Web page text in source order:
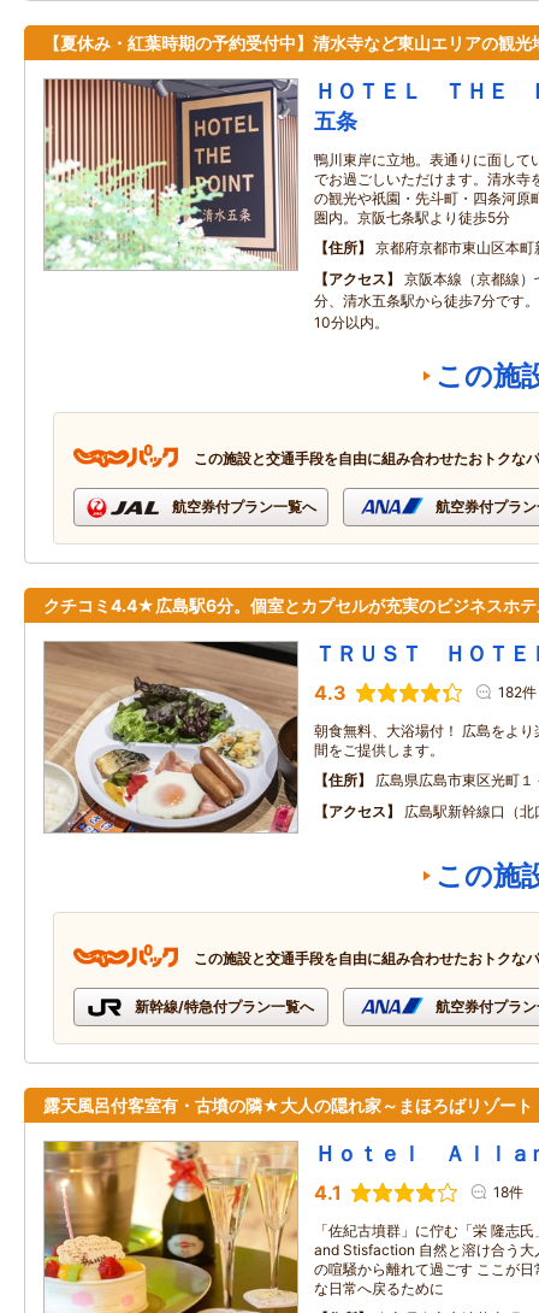
【夏休み・紅葉時期の予約受付中】清水寺など東山エリアの観光
ＨＯＴＥＬ ＴＨＥ
五条
鴨川東岸に立地。表通りに面して
でお過ごしいただけます。清水寺
の観光や祇園・先斗町・四条河原
圏内。京阪七条駅より徒歩5分
住所
京都府京都市東山区本
アクセス
京阪本線（京都線
分、清水五条駅から徒歩7分です
10分以内。
この施
この施設と交通手段を自由に組み合わせたおトクな
航空券付プラン一覧へ 航空券付プラ
クチコミ4.4★広島駅6分。個室とカプセルが充実のビジネスホ
ＴＲＵＳＴ ＨＯＴＥ
4.3 182件
朝食無料、大浴場付！ 広島をよ
間をご提供します。
住所
広島県広島市東区光町
アクセス
広島駅新幹線口（
この施
この施設と交通手段を自由に組み合わせたおトクな
新幹線/特急付プラン一覧へ 航空券付プラ
露天風呂付客室有・古墳の隣★大人の隠れ家～まほろばリゾート
Ｈｏｔｅｌ Ａｌｌａ
4.1 18件
「佐紀古墳群」に佇む「栄 隆志
and Stisfaction 自然と溶け合う大
の喧騒から離れて過ごす ここが
な日常へ戻るために